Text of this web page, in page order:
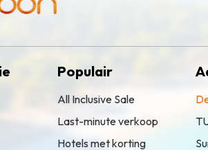
Populair
All Inclusive Sale
Last-minute verkoop
Hotels met korting